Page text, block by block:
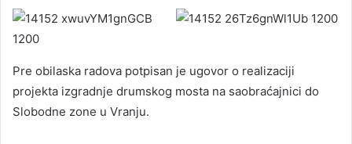
Pre obilaska radova potpisan je ugovor o realizaciji
projekta izgradnje drumskog mosta na saobraćajnici do
Slobodne zone u Vranju.